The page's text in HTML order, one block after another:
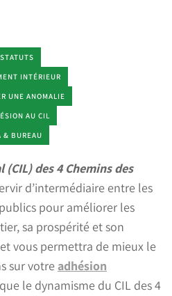
STATUTS
INTÉRIEUR
UNE ANOMALIE
AU CIL
& BUREAU
des 4 Chemins des
d’intermédiaire entre les
pour améliorer les
sa prospérité et son
vous permettra de mieux le
sur votre adhésion
le dynamisme du CIL des 4